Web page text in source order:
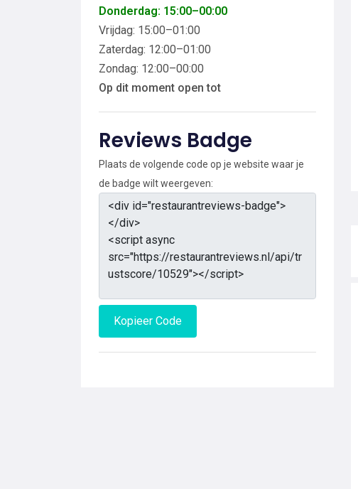
Donderdag: 15:00–00:00
Vrijdag: 15:00–01:00
Zaterdag: 12:00–01:00
Zondag: 12:00–00:00
Op dit moment open tot
Reviews Badge
Plaats de volgende code op je website waar je
de badge wilt weergeven:
Kopieer Code